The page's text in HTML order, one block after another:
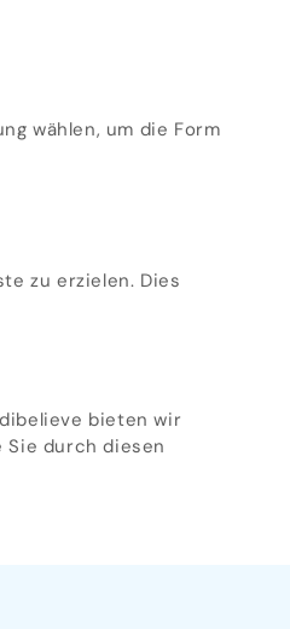
wählen, um die Form
zu erzielen. Dies
bieten wir
durch diesen